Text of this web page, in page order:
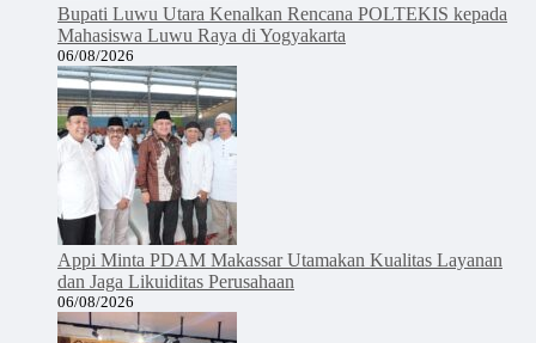
Bupati Luwu Utara Kenalkan Rencana POLTEKIS kepada
Mahasiswa Luwu Raya di Yogyakarta
06/08/2026
Appi Minta PDAM Makassar Utamakan Kualitas Layanan
dan Jaga Likuiditas Perusahaan
06/08/2026